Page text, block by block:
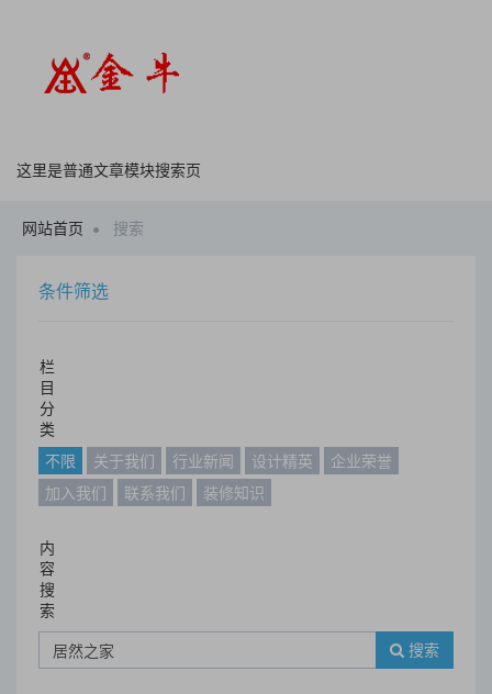
这里是普通文章模块搜索页
网站首页 搜索
条件筛选
栏
目
分
类
不限
关于我们 行业新闻 设计精英
企业荣誉
加入我们
联系我们 装修知识
内
容
搜
索
搜索